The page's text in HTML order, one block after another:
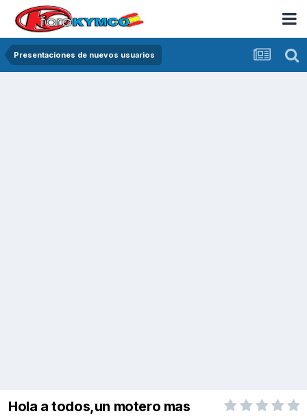
Presentaciones de nuevos usuarios
Hola a todos,un motero mas